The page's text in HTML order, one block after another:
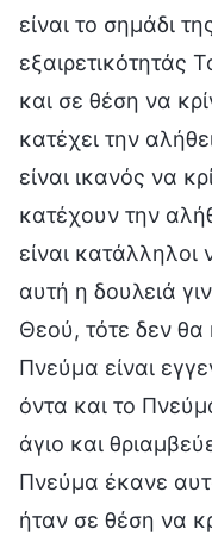
είναι το σημάδι
εξαιρετικότητάς
και σε θέση να
κατέχει την
είναι ικανός να
κατέχουν την
είναι
αυτή η δουλειά
Θεού, τότε δεν θα
Πνεύμα είναι
όντα και το
άγιο και
Πνεύμα έκανε
ήταν σε θέση να